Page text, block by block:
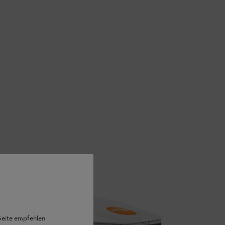
empfehlen